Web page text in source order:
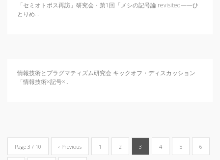
「セミオトポス再訪」研究会・第1回「メシの記号論 revisited——ひ
とりめ...
情報技術とプラグマティズム研究会 キックオフ・ディスカッション
「情報技術×記号×...
Page 3 / 10 ‹ Previous 1 2 3 4 5 6